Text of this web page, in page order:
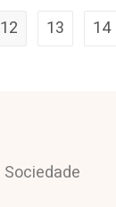
12 13 14
Sociedade